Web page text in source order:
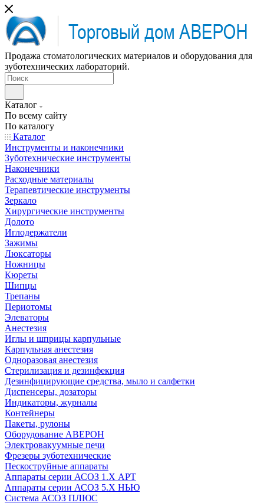
Продажа стоматологических материалов и оборудования для
зуботехнических лабораторий.
Каталог
По всему сайту
По каталогу
Каталог
Инструменты и наконечники
Зуботехнические инструменты
Наконечники
Расходные материалы
Терапевтические инструменты
Зеркало
Хирургические инструменты
Долото
Иглодержатели
Зажимы
Люксаторы
Ножницы
Кюреты
Шипцы
Трепаны
Периотомы
Элеваторы
Анестезия
Иглы и шприцы карпульные
Карпульная анестезия
Одноразовая анестезия
Стерилизация и дезинфекция
Дезинфицирующие средства, мыло и салфетки
Диспенсеры, дозаторы
Индикаторы, журналы
Контейнеры
Пакеты, рулоны
Оборудование АВЕРОН
Электровакуумные печи
Фрезеры зуботехнические
Пескоструйные аппараты
Аппараты серии АСОЗ 1.Х АРТ
Аппараты серии АСОЗ 5.Х НЬЮ
Система АСОЗ ПЛЮС